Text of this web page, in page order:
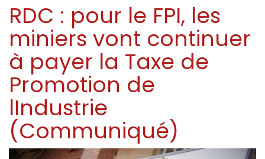
RDC : pour le FPI, les
miniers vont continuer
à payer la Taxe de
Promotion de
lIndustrie
(Communiqué)